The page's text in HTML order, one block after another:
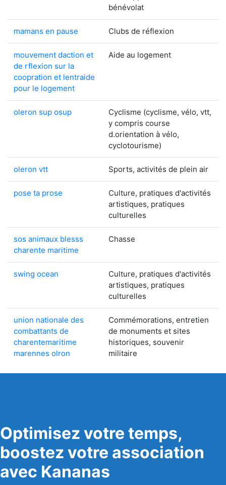
bénévolat
mamans en pause Clubs de réflexion
mouvement daction et
de rflexion sur la
coopration et lentraide
pour le logement
Aide au logement
oleron sup osup
Cyclisme (cyclisme, vélo, vtt,
y compris course
d.orientation à vélo,
cyclotourisme)
oleron vtt Sports, activités de plein air
pose ta prose
Culture, pratiques d'activités
artistiques, pratiques
culturelles
sos animaux blesss
charente maritime
Chasse
swing ocean
Culture, pratiques d'activités
artistiques, pratiques
culturelles
union nationale des
combattants de
charentemaritime
marennes olron
Commémorations, entretien
de monuments et sites
historiques, souvenir
militaire
Optimisez votre temps,
boostez votre association
avec Kananas